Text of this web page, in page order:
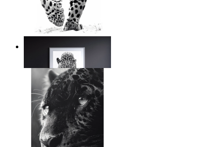
Tyst kraft
149 kr